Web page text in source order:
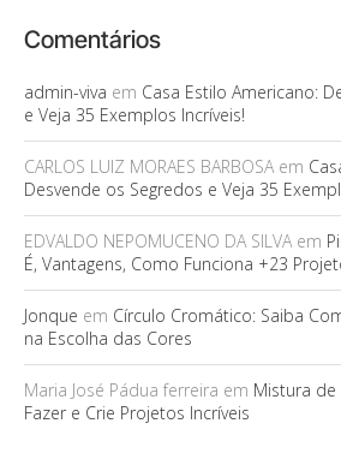
Comentários
admin-viva em Casa Estilo Americano:
e Veja 35 Exemplos Incríveis!
CARLOS LUIZ MORAES BARBOSAem
Desvende os Segredos e Veja 35
EDVALDO NEPOMUCENO DA SILVAem
É, Vantagens, Como Funciona +23
Jonque em Círculo Cromático: Saiba
na Escolha das Cores
Maria José Pádua ferreira em Mistura de
Fazer e Crie Projetos Incríveis